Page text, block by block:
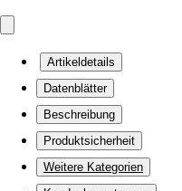
Artikeldetails
Datenblätter
Beschreibung
Produktsicherheit
Weitere Kategorien